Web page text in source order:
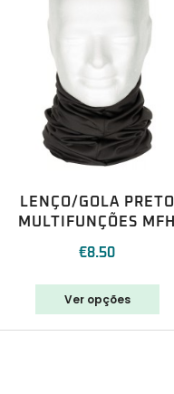
LENÇO/GOLA PRETO
MULTIFUNÇÕES MFH
€8.50
Ver opções